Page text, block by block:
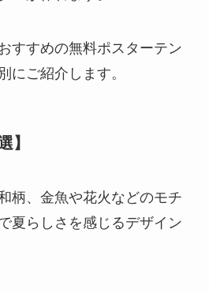
すすめの無料ポスターテン
にご紹介します。
】
柄、金魚や花火などのモチ
夏らしさを感じるデザイン